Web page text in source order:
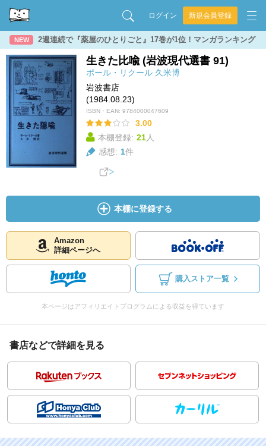
ログイン 新規会員登録
NEW 2週連続で『薬屋のひとりごと』17巻が1位！マンガランキング
生きた比喩 (岩波現代選書 91)
ポール・リクール 久米博
岩波書店
(1984.08.23)
ISBN・EAN: 9784000047609
3.00
本棚登録: 21人
感想: 1件
本棚に登録する
Amazon
詳細ページへ
購入ストア一覧
本ページはアフィリエイトプログラムによる収益を得ています
書店などで詳細を見る